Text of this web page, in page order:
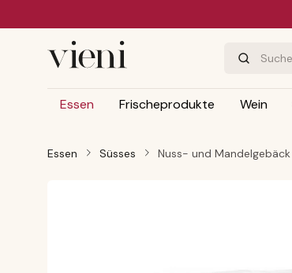
Essen Frischeprodukte Wein
Essen Süsses Nuss- und Mandelgebäck